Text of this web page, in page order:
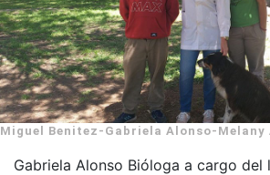
Miguel Benitez-Gabriela Alonso-Melany
Gabriela Alonso Bióloga a cargo